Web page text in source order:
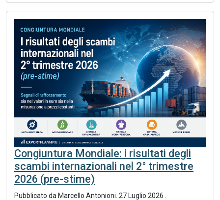
Congiuntura Mondiale: i risultati degli
scambi internazionali nel 2° trimestre
2026 (pre-stime)
Pubblicato da Marcello Antonioni 27 Luglio 2026